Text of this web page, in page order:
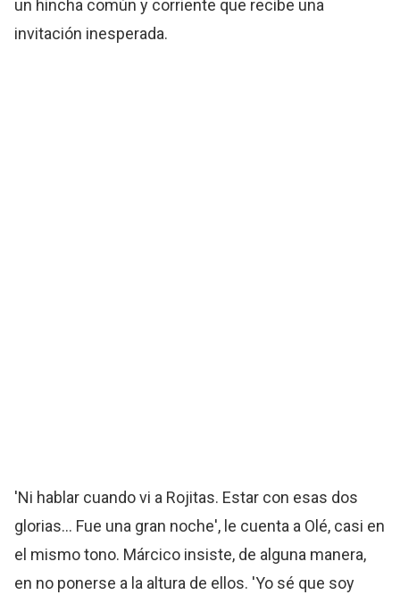
un hincha común y corriente que recibe una
invitación inesperada.
'Ni hablar cuando vi a Rojitas. Estar con esas dos
glorias... Fue una gran noche', le cuenta a Olé, casi en
el mismo tono. Márcico insiste, de alguna manera,
en no ponerse a la altura de ellos. 'Yo sé que soy